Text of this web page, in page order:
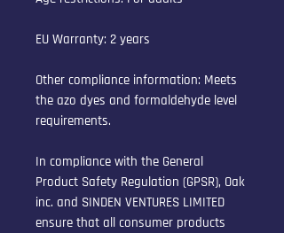
EU Warranty: 2 years
Other compliance information: Meets
the azo dyes and formaldehyde level
requirements.
In compliance with the General
Product Safety Regulation (GPSR), Oak
inc. and SINDEN VENTURES LIMITED
ensure that all consumer products